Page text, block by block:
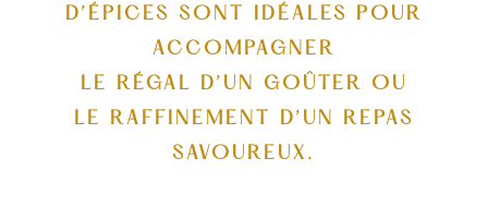
D’ÉPICES SONT IDÉALES POUR
ACCOMPAGNER
LE RÉGAL D’UN GOÛTER OU
LE RAFFINEMENT D’UN REPAS
SAVOUREUX.